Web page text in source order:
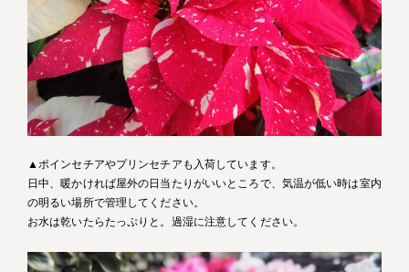
▲ポインセチアやプリンセチアも入荷しています。
日中、暖かければ屋外の日当たりがいいところで、気温が低い時は室内
の明るい場所で管理してください。
お水は乾いたらたっぷりと。過湿に注意してください。